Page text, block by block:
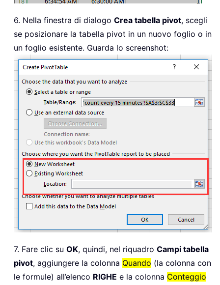
6. Nella finestra di dialogo Crea tabella pivot, scegli
se posizionare la tabella pivot in un nuovo foglio o in
un foglio esistente. Guarda lo screenshot:
7. Fare clic su OK, quindi, nel riquadro Campi tabella
pivot, aggiungere la colonna Quando (la colonna con
le formule) all’elenco RIGHE e la colonna Conteggio